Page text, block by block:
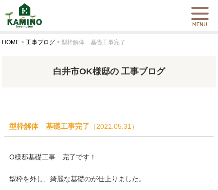
HOME >工事ブログ >型枠解体 基礎工事完了
白井市OK様邸の 工事ブログ
型枠解体 基礎工事完了 （2021.05.31）
O様邸基礎工事 完了です！
型枠を外し、綺麗な基礎のが仕上りました。